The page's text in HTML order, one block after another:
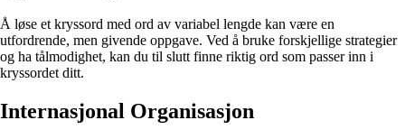
Å løse et kryssord med ord av variabel lengde kan være en
utfordrende, men givende oppgave. Ved å bruke forskjellige strategier
og ha tålmodighet, kan du til slutt finne riktig ord som passer inn i
kryssordet ditt.
Internasjonal Organisasjon